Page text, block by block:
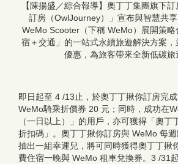
【陳揚盛／綜合報導】奧丁丁集團旗下
訂房（OwlJourney）」宣布與智慧共
WeMo Scooter（下稱 WeMo）展開策略
宿＋交通」的一站式永續旅遊解決方案
優惠，為旅客帶來全新低碳旅
即日起至 4 /13止，於奧丁丁揪你訂房完
WeMo騎乘折價券 20 元；同時，成功在
（一日以上）」的用戶，亦可獲得「奧丁
折扣碼」。奧丁丁揪你訂房與 WeMo 每
抽出一組幸運兒，將可同時獲得奧丁丁揪
費住宿一晚與 WeMo 租車兌換券。3 /31